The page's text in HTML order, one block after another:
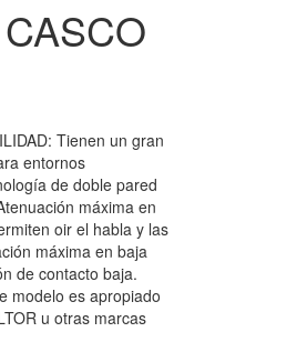
Tienen un gran
entornos
de doble pared
máxima en
oir el habla y las
máxima en baja
de contacto baja.
modelo es apropiado
u otras marcas